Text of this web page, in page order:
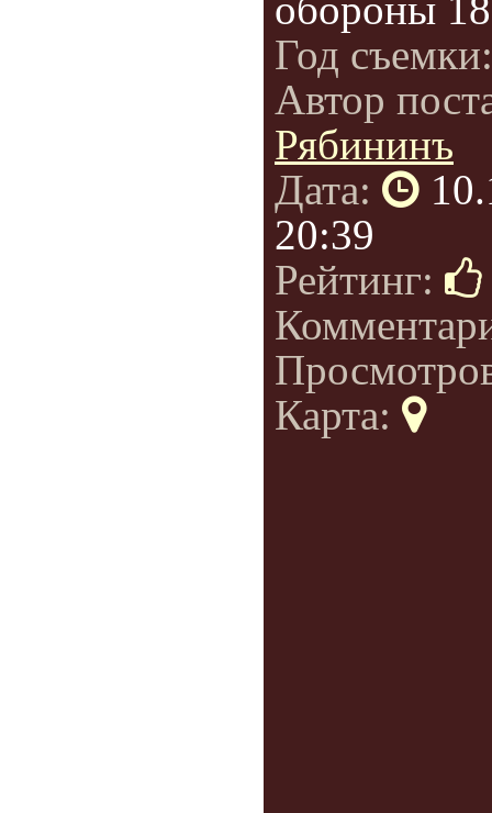
Год
Автор
Рябининъ
Дата:
20:39
Рейтинг:
Карта: